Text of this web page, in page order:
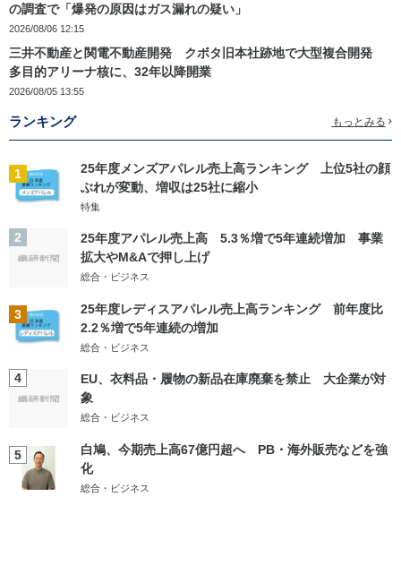
の調査で「爆発の原因はガス漏れの疑い」
2026/08/06 12:15
三井不動産と関電不動産開発 クボタ旧本社跡地で大型複合開発
多目的アリーナ核に、32年以降開業
2026/08/05 13:55
ランキング もっとみる
1
25年度メンズアパレル売上高ランキング 上位5社の顔
ぶれが変動、増収は25社に縮小
特集
2
25年度アパレル売上高 5.3％増で5年連続増加 事業
拡大やM&Aで押し上げ
総合・ビジネス
3
25年度レディスアパレル売上高ランキング 前年度比
2.2％増で5年連続の増加
総合・ビジネス
4
EU、衣料品・履物の新品在庫廃棄を禁止 大企業が対
象
総合・ビジネス
5
白鳩、今期売上高67億円超へ PB・海外販売などを強
化
総合・ビジネス